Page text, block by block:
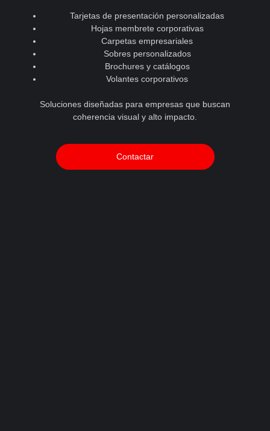
Tarjetas de presentación personalizadas
Hojas membrete corporativas
Carpetas empresariales
Sobres personalizados
Brochures y catálogos
Volantes corporativos
Soluciones diseñadas para empresas que buscan
coherencia visual y alto impacto.
Contactar